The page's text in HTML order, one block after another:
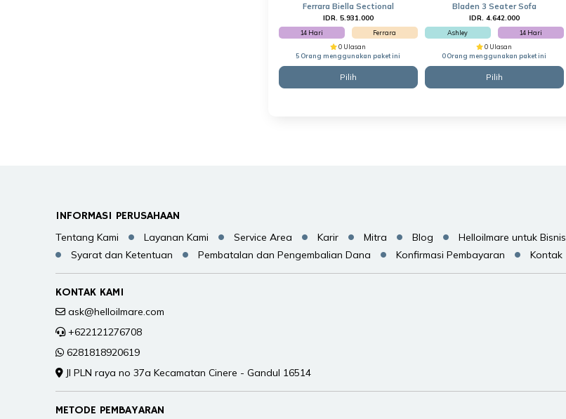
Ferrara Biella Sectional
IDR. 5.931.000
14 Hari
Ferrara
0 Ulasan
5 Orang menggunakan paket ini
Pilih
Bladen 3 Seater Sofa
IDR. 4.642.000
Ashley
14 Hari
0 Ulasan
0 Orang menggunakan paket ini
Pilih
INFORMASI PERUSAHAAN
Tentang Kami Layanan Kami Service Area Karir Mitra Blog Helloilmare untuk Bisnis
Syarat dan Ketentuan
Pembatalan dan Pengembalian Dana Konfirmasi Pembayaran Kontak
KONTAK KAMI
ask@helloilmare.com
+622121276708
6281818920619
Jl PLN raya no 37a Kecamatan Cinere - Gandul 16514
METODE PEMBAYARAN